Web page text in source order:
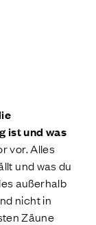
ist und was
vor. Alles
und was du
außerhalb
nicht in
Zäune